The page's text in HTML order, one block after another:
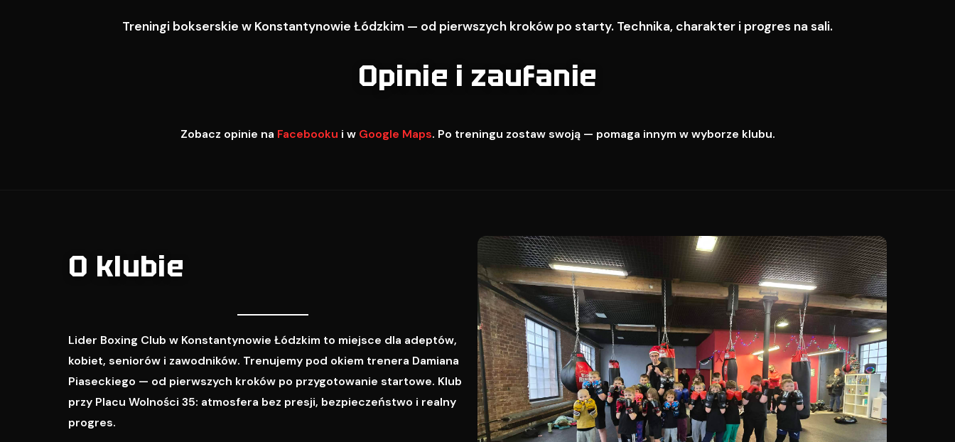
Treningi bokserskie w Konstantynowie Łódzkim — od pierwszych kroków po starty. Technika, charakter i progres na sali.
Opinie i zaufanie
Zobacz opinie na Facebooku i w Google Maps. Po treningu zostaw swoją — pomaga innym w wyborze klubu.
O klubie
Lider Boxing Club w Konstantynowie Łódzkim to miejsce dla adeptów,
kobiet, seniorów i zawodników. Trenujemy pod okiem trenera Damiana
Piaseckiego — od pierwszych kroków po przygotowanie startowe. Klub
przy Placu Wolności 35: atmosfera bez presji, bezpieczeństwo i realny
progres.